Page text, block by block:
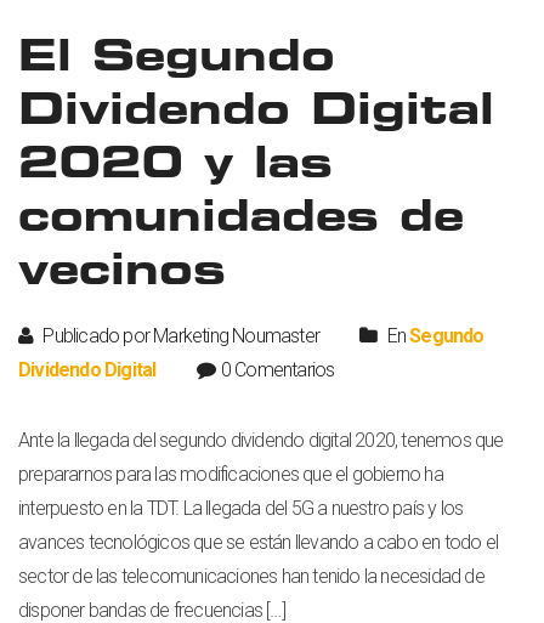
El Segundo
Dividendo Digital
2020 y las
comunidades de
vecinos
Publicado por Marketing Noumaster EnSegundo
Dividendo Digital
0 Comentarios
Ante la llegada del segundo dividendo digital 2020, tenemos que
prepararnos para las modificaciones que el gobierno ha
interpuesto en la TDT. La llegada del 5G a nuestro país y los
avances tecnológicos que se están llevando a cabo en todo el
sector de las telecomunicaciones han tenido la necesidad de
disponer bandas de frecuencias […]